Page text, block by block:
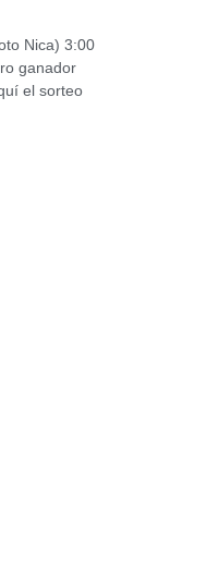
Nica) 3:00
ganador
el sorteo